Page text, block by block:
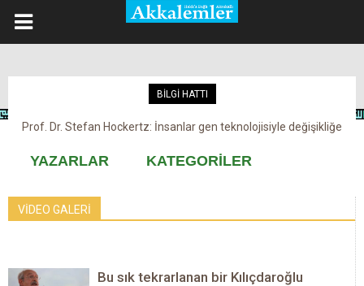
BİLGİ HATTI
Prof. Dr. Stefan Hockertz: İnsanlar gen teknolojisiyle değişikliğe
Kovid-19 aşısı, devşirme ve kobay!
YAZARLAR KATEGORİLER
VİDEO GALERİ
Bu sık tekrarlanan bir Kılıçdaroğlu